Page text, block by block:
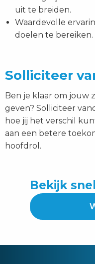
uit te breiden.
Waardevolle
doelen te bereiken.
Solliciteer
Ben je klaar om jouw
geven? Solliciteer
hoe jij het verschil
aan een betere
hoofdrol.
Bekijk